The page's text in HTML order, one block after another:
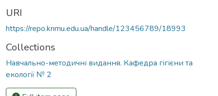
URI
https://repo.knmu.edu.ua/handle/123456789/18993
Collections
Навчально-методичні видання. Кафедра гігієни та
екології № 2